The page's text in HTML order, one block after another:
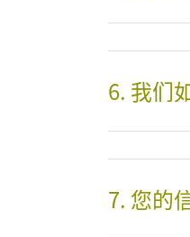
6. 我们
7. 您的